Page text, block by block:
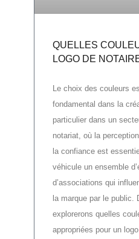
QUELLES
LOGO DE
Le choix des couleurs
fondamental dans la
particulier dans un
notariat, où la
la confiance est
véhicule un ensemble
d’associations qui
la marque par le public.
explorerons quelles
appropriées pour un